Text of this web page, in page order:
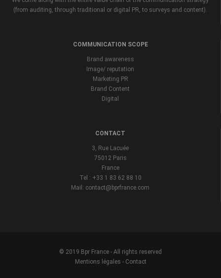
(from auditing, through traditional or digital PR, to surveys and content).
COMMUNICATION SCOPE
Brand awareness
Image/ reputation
Marketing PR
Brand Content
Digital
CONTACT
3, Rue Lacuée
75012 Paris
France
Tel : +33 1 83 62 88 10
Mail: contact@bprfrance.com
© 2019 Bpr France - All rights reserved
Mentions légales - Contact